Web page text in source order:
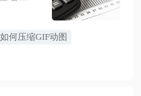
的视频
如何压缩GIF动图